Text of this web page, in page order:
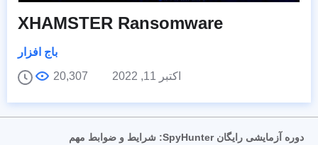
XHAMSTER Ransomware
باج افزار
اکتبر 11, 2022
20,307
دوره آزمایشی رایگان SpyHunter: شرایط و ضوابط مهم